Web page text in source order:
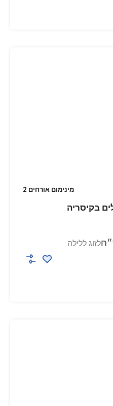
מינימום אורחים 2
לזוג ללילה